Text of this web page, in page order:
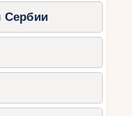
Сербии